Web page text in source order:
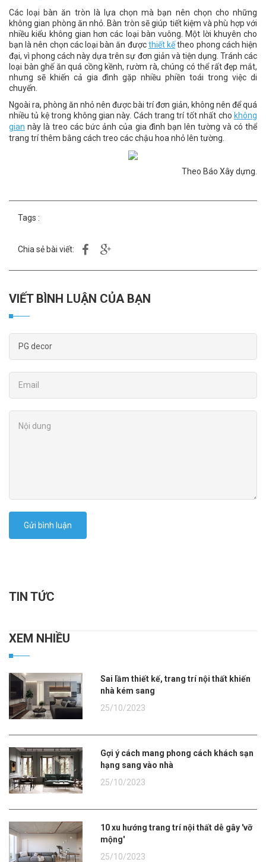
Các loại bàn ăn tròn là lựa chọn mà bạn nên chọn cho những
không gian phòng ăn nhỏ. Bàn tròn sẽ giúp tiết kiệm và phù hợp với
nhiều kiểu không gian hơn các loại bàn vuông. Một lời khuyên cho
bạn là nên chọn các loại bàn ăn đượcthiết kếtheo phong cách hiện
đại, vì phong cách này dựa trên sự đơn giản và tiện dụng. Tránh các
loại bàn ghế ăn quá cồng kềnh, rườm rà, chúng có thể rất đẹp mắt,
nhưng sẽ khiến cả gia đình gặp nhiều phiền toái trong việc di
chuyển.
Ngoài ra, phòng ăn nhỏ nên được bài trí đơn giản, không nên để quá
nhiều tủ kệ trong không gian này. Cách trang trí tốt nhất cho không
gian này là treo các bức ảnh của gia đình bạn lên tường và có thể
trang trí thêm bằng cách treo các chậu hoa nhỏ lên tường.
Theo Báo Xây dựng.
Tags :
Chia sẻ bài viết:
VIẾT BÌNH LUẬN CỦA BẠN
Gửi bình luận
TIN TỨC
XEM NHIỀU
Sai lầm thiết kế, trang trí nội thất khiến
nhà kém sang
25/10/2023
Gợi ý cách mang phong cách khách sạn
hạng sang vào nhà
25/10/2023
10 xu hướng trang trí nội thất dễ gây 'vỡ
mộng'
25/10/2023